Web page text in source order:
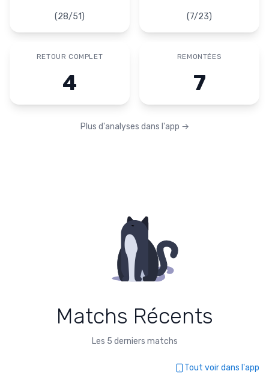
(28/51) (7/23)
RETOUR COMPLET
4
REMONTÉES
7
Plus d'analyses dans l'app →
Matchs Récents
Les 5 derniers matchs
Tout voir dans l'app